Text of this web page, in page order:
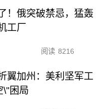
！俄突破禁忌，猛轰
工厂
阅读 8216
翼加州：美利坚军工
\"困局